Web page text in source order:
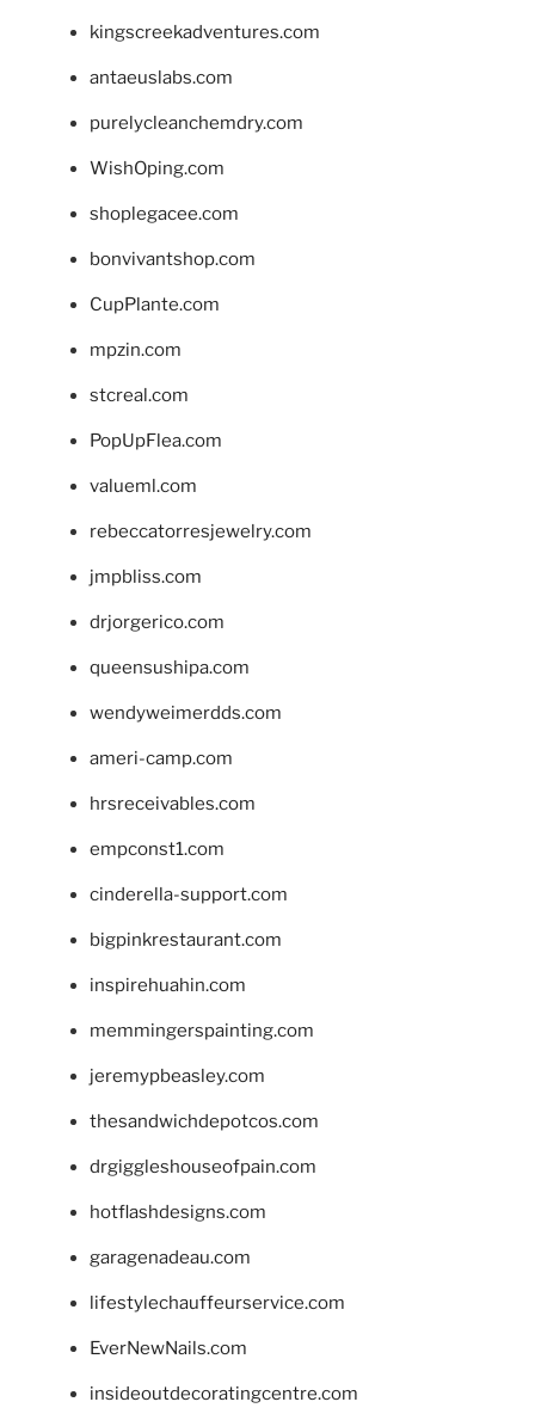
kingscreekadventures.com
antaeuslabs.com
purelycleanchemdry.com
WishOping.com
shoplegacee.com
bonvivantshop.com
CupPlante.com
mpzin.com
stcreal.com
PopUpFlea.com
valueml.com
rebeccatorresjewelry.com
jmpbliss.com
drjorgerico.com
queensushipa.com
wendyweimerdds.com
ameri-camp.com
hrsreceivables.com
empconst1.com
cinderella-support.com
bigpinkrestaurant.com
inspirehuahin.com
memmingerspainting.com
jeremypbeasley.com
thesandwichdepotcos.com
drgiggleshouseofpain.com
hotflashdesigns.com
garagenadeau.com
lifestylechauffeurservice.com
EverNewNails.com
insideoutdecoratingcentre.com